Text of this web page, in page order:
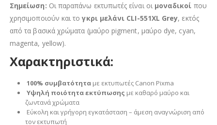
Σημείωση: Οι παραπάνω εκτυπωτές είναι οι μοναδικοί που
χρησιμοποιούν και τογκρι μελάνι CLI-551XL Grey, εκτός
από τα βασικά χρώματα (μαύρο pigment, μαύρο dye, cyan,
magenta, yellow).
Χαρακτηριστικά:
100% συμβατότητα με εκτυπωτές Canon Pixma
Υψηλή ποιότητα εκτύπωσης με καθαρό μαύρο και
ζωντανά χρώματα
Εύκολη και γρήγορη εγκατάσταση – άμεση αναγνώριση από
τον εκτυπωτή